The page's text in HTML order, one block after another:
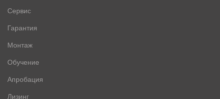
Сервис
Гарантия
Монтаж
Обучение
Апробация
Лизинг